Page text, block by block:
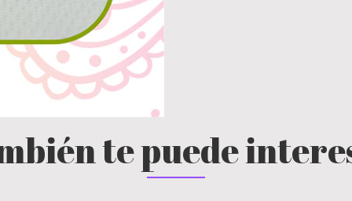
te puede